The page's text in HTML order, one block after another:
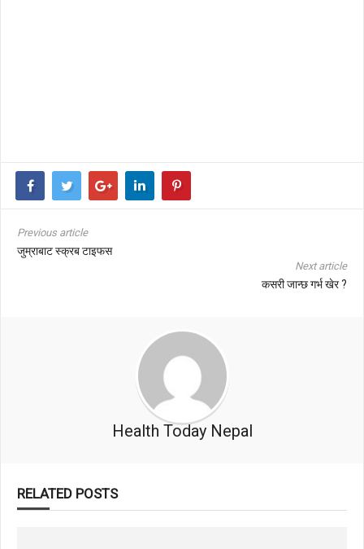
Previous article
जुम्राबाट स्क्रब टाइफस
Next article
कसरी जान्छ गर्भ खेर ?
Health Today Nepal
RELATED POSTS